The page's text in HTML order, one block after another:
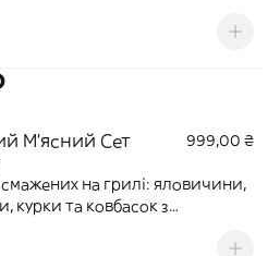
М'ясний Сет
999,00 ₴
смажених на грилі: яловичини,
курки та ковбасок з